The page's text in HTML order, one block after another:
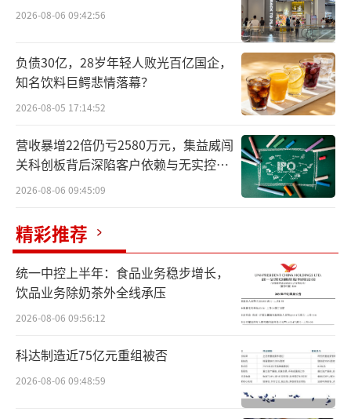
其次，公司毛利率的显著提升。报告期
内，公司毛利率达到32.91%，较2023年的24.5
8%提升了8.33个百分点。这主要得益于公司在
原材料采购、生产工艺优化等方面的积极努
力。通过精准把握原材料市场价格波动，公司
有效降低了采购成本；同时，持续推进生产工
艺改进，提高了生产效率，减少了生产成本的
支出。这种成本控制与效率提升的双重策略，
第三，从公司资产负债结构来看，公司的
财务状况十分稳健。2024年末，资产总额达到6
8971.36万元，较期初增长7.98%；负债总额为
17792.20万元，较期初减少4.08%；归属于上
市公司股东的净资产为502,49.33万元，较期初
增长13.26%。资产负债率（合并）为25.8
0%，较期初下降3.24个百分点，值得一提的是
2026-08-06 09:42:56
负债30亿，28岁年轻人败光百亿国企，
知名饮料巨鳄悲情落幕？
2026-08-05 17:14:52
营收暴增22倍仍亏2580万元，集益威闯
关科创板背后深陷客户依赖与无实控人
困局
2026-08-06 09:45:09
精彩推荐
统一中控上半年：食品业务稳步增长，
饮品业务除奶茶外全线承压
2026-08-06 09:56:12
科达制造近75亿元重组被否
2026-08-06 09:48:59